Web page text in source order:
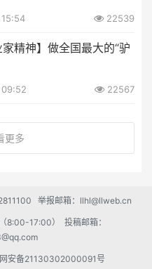
22539
家精神】做全国最大的“驴
22567
更多
举报邮箱：llhl@llweb.cn
8:00-17:00） 投稿邮箱：
安备21130302000091号